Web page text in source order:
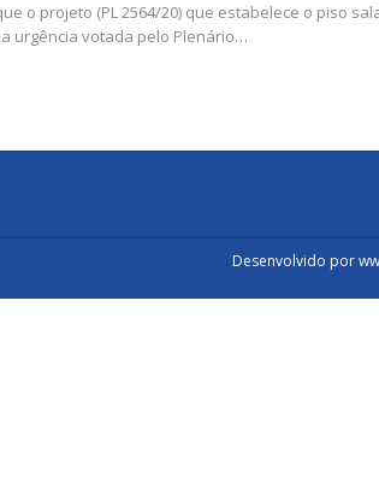
o projeto (PL 2564/20) que estabelece o piso
urgência votada pelo Plenário…
Desenvolvido por